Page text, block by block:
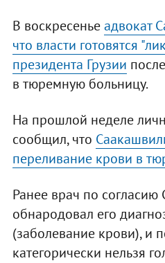
В воскресеньеадвокат
что власти готовятся
президента Грузии
в тюремную больницу.
На прошлой неделе
сообщил, что
переливание крови в
Ранее врач по
обнародовал его
(заболевание крови), и
категорически нельзя